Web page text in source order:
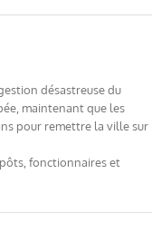
désastreuse du
maintenant que les
pour remettre la ville sur
fonctionnaires et